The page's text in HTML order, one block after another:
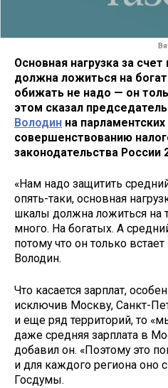
Основная нагрузка за
должна ложиться на
обижать не надо — он
этом сказал
Володин на
совершенствованию
законодательства России
«Нам надо защитить
опять-таки, основная
шкалы должна ложиться на
много. На богатых. А
потому что он только
Володин.
Что касается зарплат,
исключив Москву, Санкт-
и еще ряд территорий, то
даже средняя зарплата в
добавил он. «Поэтому это
и для каждого региона оно
Госдумы.